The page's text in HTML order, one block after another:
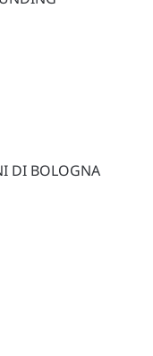
DI BOLOGNA